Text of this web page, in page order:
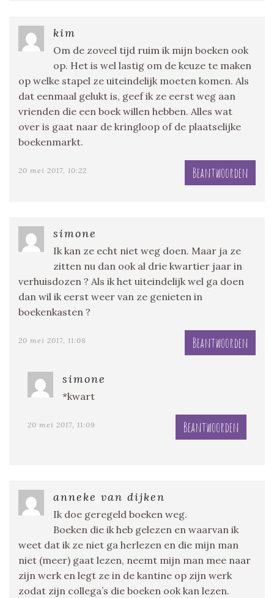
kim
Om de zoveel tijd ruim ik mijn boeken ook
op. Het is wel lastig om de keuze te maken
op welke stapel ze uiteindelijk moeten komen. Als
dat eenmaal gelukt is, geef ik ze eerst weg aan
vrienden die een boek willen hebben. Alles wat
over is gaat naar de kringloop of de plaatselijke
boekenmarkt.
20 mei 2017, 10:22 Beantwoorden
simone
Ik kan ze echt niet weg doen. Maar ja ze
zitten nu dan ook al drie kwartier jaar in
verhuisdozen ? Als ik het uiteindelijk wel ga doen
dan wil ik eerst weer van ze genieten in
boekenkasten ?
20 mei 2017, 11:08 Beantwoorden
simone
*kwart
20 mei 2017, 11:09 Beantwoorden
anneke van dijken
Ik doe geregeld boeken weg.
Boeken die ik heb gelezen en waarvan ik
weet dat ik ze niet ga herlezen en die mijn man
niet (meer) gaat lezen, neemt mijn man mee naar
zijn werk en legt ze in de kantine op zijn werk
zodat zijn collega’s die boeken ook kan lezen.